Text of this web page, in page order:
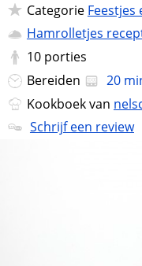
Categorie Feestjes
Hamrolletjes
10 porties
Bereiden
20
Kookboek van
Schrijf een review